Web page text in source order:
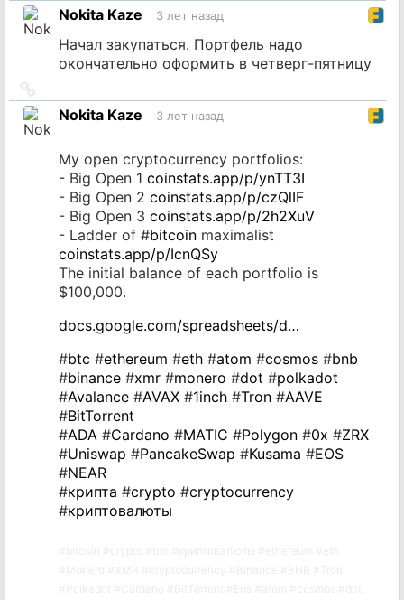
на
источник
Nokita Kaze 3 лет назад
Начал закупаться. Портфель надо
окончательно оформить в четверг-пятницу
на
источник
Nokita Kaze 3 лет назад
My open cryptocurrency portfolios:
- Big Open 1 coinstats.app/p/ynTT3I
- Big Open 2 coinstats.app/p/czQlIF
- Big Open 3 coinstats.app/p/2h2XuV
- Ladder of #bitcoin maximalist
coinstats.app/p/IcnQSy
The initial balance of each portfolio is
$100,000.
docs.google.com/spreadsheets/d…
#btc #ethereum #eth #atom #cosmos #bnb
#binance #xmr #monero #dot #polkadot
#Avalance #AVAX #1inch #Tron #AAVE
#BitTorrent
#ADA #Cardano #MATIC #Polygon #0x #ZRX
#Uniswap #PancakeSwap #Kusama #EOS
#NEAR
#крипта #crypto #cryptocurrency
#криптовалюты